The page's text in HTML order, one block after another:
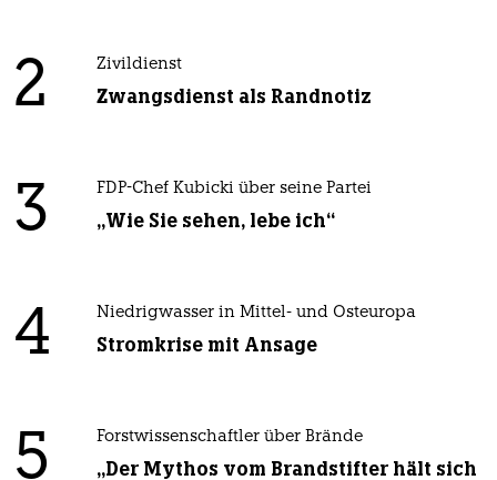
2 Zivildienst
Zwangsdienst als Randnotiz
3 FDP-Chef Kubicki über seine Partei
„Wie Sie sehen, lebe ich“
4 Niedrigwasser in Mittel- und Osteuropa
Stromkrise mit Ansage
5 Forstwissenschaftler über Brände
„Der Mythos vom Brandstifter hält sich